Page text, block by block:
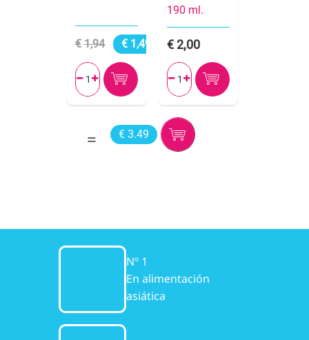
1,94 1,49
 
190 ml.
2,00
 
€ 3.49
Nº 1
En alimentación
asiática